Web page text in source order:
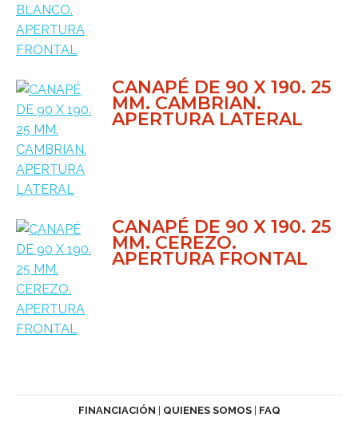
CANAPÉ DE 90 X 190. 25
MM. CAMBRIAN.
APERTURA LATERAL
CANAPÉ DE 90 X 190. 25
MM. CEREZO.
APERTURA FRONTAL
FINANCIACIÓN QUIENES SOMOS| FAQ